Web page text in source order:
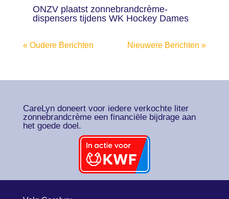
ONZV plaatst zonnebrandcrème-
dispensers tijdens WK Hockey Dames
« Oudere Berichten Nieuwere Berichten »
CareLyn doneert voor iedere verkochte liter
zonnebrandcrème een financiële bijdrage aan
het goede doel.